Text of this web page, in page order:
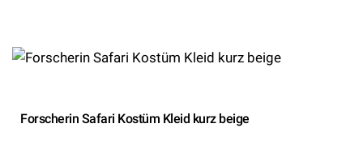
Forscherin Safari Kostüm Kleid kurz beige